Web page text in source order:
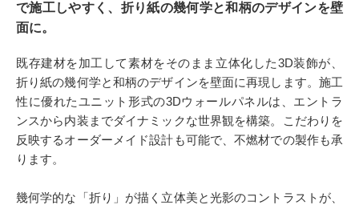
Q＆A 販売・施工代理店募集
で施工しやすく、折り紙の幾何学と和柄のデザインを壁
面に。
既存建材を加工して素材をそのまま立体化した3D装飾が、
折り紙の幾何学と和柄のデザインを壁面に再現します。施工
性に優れたユニット形式の3Dウォールパネルは、エントラ
ンスから内装までダイナミックな世界観を構築。こだわりを
反映するオーダーメイド設計も可能で、不燃材での製作も承
ります。
幾何学的な「折り」が描く立体美と光影のコントラストが、